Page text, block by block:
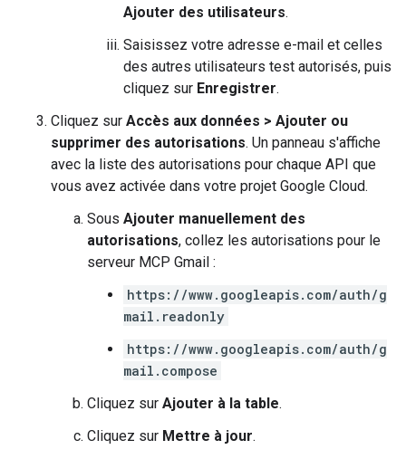
Ajouter des utilisateurs.
Saisissez votre adresse e-mail et celles
des autres utilisateurs test autorisés, puis
cliquez sur Enregistrer.
Cliquez sur Accès aux données > Ajouter ou
supprimer des autorisations. Un panneau s'affiche
avec la liste des autorisations pour chaque API que
vous avez activée dans votre projet Google Cloud.
Sous Ajouter manuellement des
autorisations, collez les autorisations pour le
serveur MCP Gmail :
https://www.googleapis.com/auth/g
mail.readonly
https://www.googleapis.com/auth/g
mail.compose
Cliquez sur Ajouter à la table.
Cliquez sur Mettre à jour.